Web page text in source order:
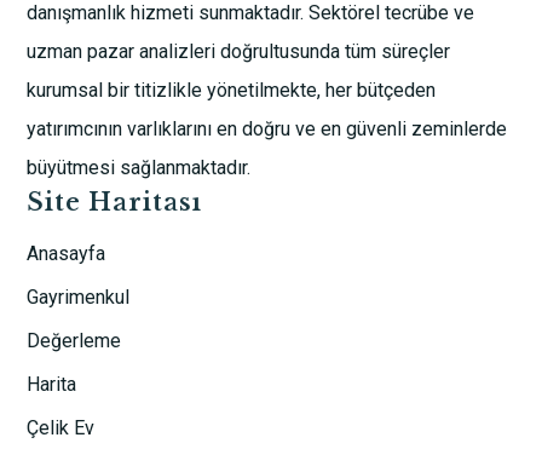
danışmanlık hizmeti sunmaktadır. Sektörel tecrübe ve
uzman pazar analizleri doğrultusunda tüm süreçler
kurumsal bir titizlikle yönetilmekte, her bütçeden
yatırımcının varlıklarını en doğru ve en güvenli zeminlerde
büyütmesi sağlanmaktadır.
Site Haritası
Anasayfa
Gayrimenkul
Değerleme
Harita
Çelik Ev